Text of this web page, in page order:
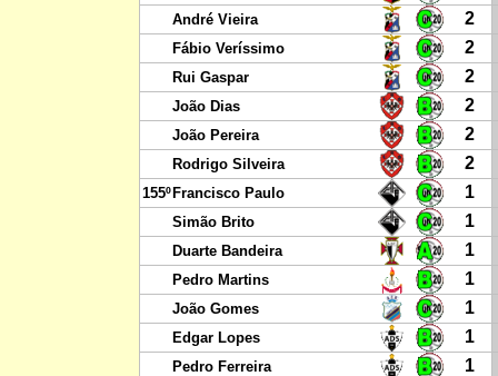
André Vieira 2
Fábio Veríssimo 2
Rui Gaspar 2
João Dias 2
João Pereira 2
Rodrigo Silveira 2
155º Francisco Paulo 1
Simão Brito 1
Duarte Bandeira 1
Pedro Martins 1
João Gomes 1
Edgar Lopes 1
Pedro Ferreira 1